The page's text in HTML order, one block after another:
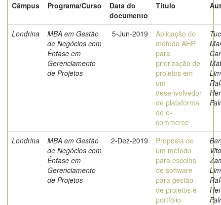
Câmpus
Programa/Curso
Data do
documento
Título
Londrina
MBA em Gestão
de Negócios com
Ênfase em
Gerenciamento
de Projetos
5-Jun-2019
Aplicação do
método AHP
para
priorização de
projetos em
um
desenvolvedor
de plataforma
de e-
commerce
Londrina
MBA em Gestão
de Negócios com
Ênfase em
Gerenciamento
de Projetos
2-Dez-2019
Proposta de
um método
para escolha
de software
para gestão
de projetos e
portfólio